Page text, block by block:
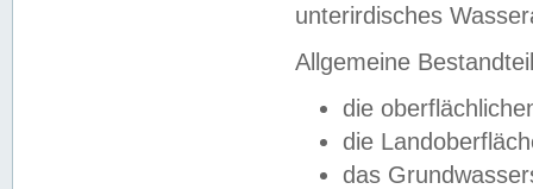
unterirdisches
Allgemeine
die
die
das